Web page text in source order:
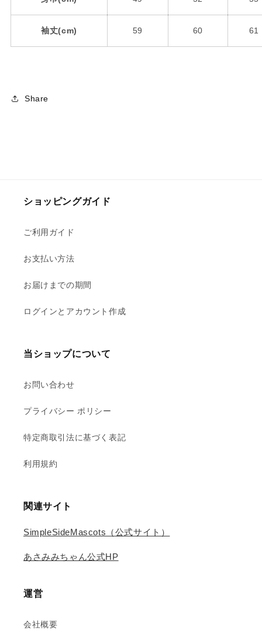
袖丈(cm) 59 60 61
Share
ショッピングガイド
ご利用ガイド
お支払い方法
お届けまでの期間
ログインとアカウント作成
当ショップについて
お問い合わせ
プライバシー ポリシー
特定商取引法に基づく表記
利用規約
関連サイト
SimpleSideMascots（公式サイト）
あさみみちゃん公式HP
運営
会社概要